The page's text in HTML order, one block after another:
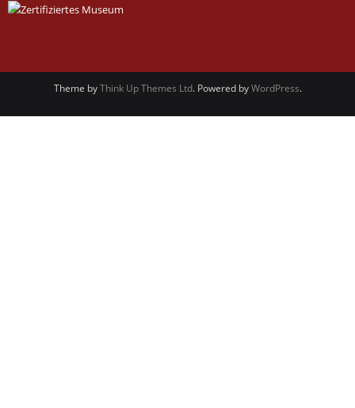
Theme byThink Up Themes Ltd. Powered byWordPress.